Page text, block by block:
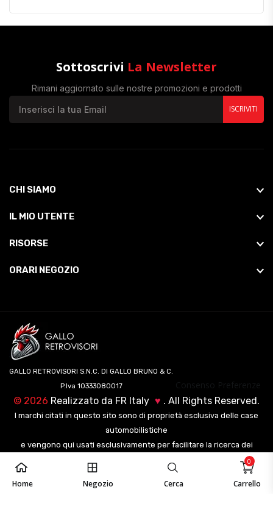
Home Negozio Cerca Carrello
0
Sottoscrivi La Newsletter
Rimani aggiornato sulle nostre promozioni e prodotti
ISCRIVITI
CHI SIAMO
IL MIO UTENTE
RISORSE
ORARI NEGOZIO
GALLO RETROVISORI S.N.C. DI GALLO BRUNO & C.
P.Iva 10333080017
© 2026 Realizzato da FR Italy ♥ . All Rights Reserved.
I marchi citati in questo sito sono di proprietà esclusiva delle case
automobilistiche
e vengono qui usati esclusivamente per facilitare la ricerca dei